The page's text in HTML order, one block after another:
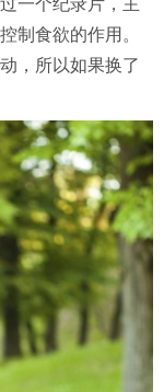
制食欲的作用。
，所以如果换了